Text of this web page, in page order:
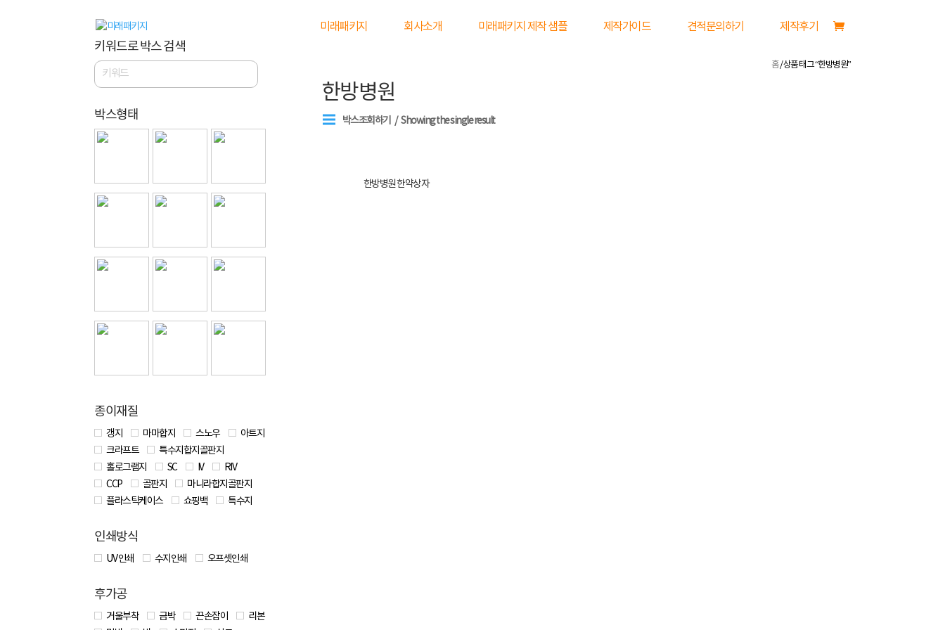
미래패키지 회사소개 미래패키지 제작 샘플 제작가이드 견적문의하기 제작후기
홈/ 상품 태그 “한방병원”
한방병원
박스조회하기 Showing the single result
한방병원 한약상자
키워드로 박스 검색
박스형태
종이재질
갱지 마마합지 스노우
아트지
크라프트
특수지합지골판지
홀로그램지
SC IV
RIV
CCP
골판지
마니라합지골판지
플라스틱케이스
쇼핑백 특수지
인쇄방식
UV 인쇄 수지인쇄 오프셋인쇄
후가공
거울부착 금박 끈손잡이
리본